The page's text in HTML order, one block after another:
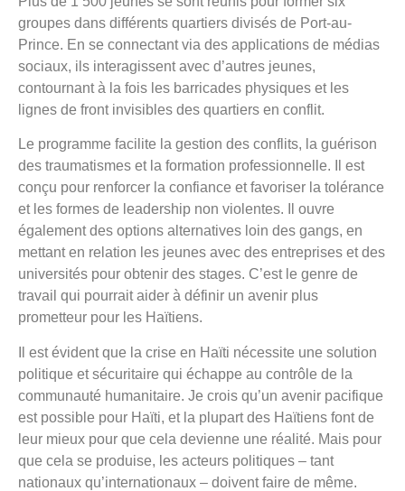
groupes dans différents quartiers divisés de Port-au-
Prince. En se connectant via des applications de médias
sociaux, ils interagissent avec d’autres jeunes,
contournant à la fois les barricades physiques et les
lignes de front invisibles des quartiers en conflit.
Le programme facilite la gestion des conflits, la guérison
des traumatismes et la formation professionnelle. Il est
conçu pour renforcer la confiance et favoriser la tolérance
et les formes de leadership non violentes. Il ouvre
également des options alternatives loin des gangs, en
mettant en relation les jeunes avec des entreprises et des
universités pour obtenir des stages. C’est le genre de
travail qui pourrait aider à définir un avenir plus
prometteur pour les Haïtiens.
Il est évident que la crise en Haïti nécessite une solution
politique et sécuritaire qui échappe au contrôle de la
communauté humanitaire. Je crois qu’un avenir pacifique
est possible pour Haïti, et la plupart des Haïtiens font de
leur mieux pour que cela devienne une réalité. Mais pour
que cela se produise, les acteurs politiques – tant
nationaux qu’internationaux – doivent faire de même.